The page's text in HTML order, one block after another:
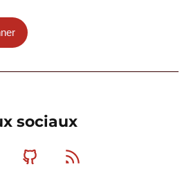
sociaux
MastodonGithub